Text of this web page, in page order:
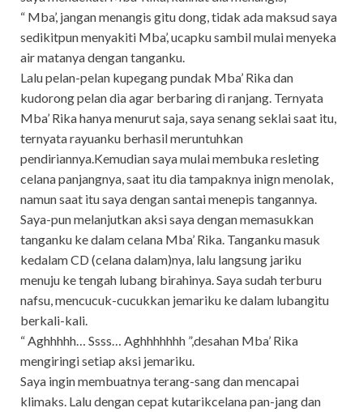
“ Mba’, jangan menangis gitu dong, tidak ada maksud saya
sedikitpun menyakiti Mba’, ucapku sambil mulai menyeka
air matanya dengan tanganku.
Lalu pelan-pelan kupegang pundak Mba’ Rika dan
kudorong pelan dia agar berbaring di ranjang. Ternyata
Mba’ Rika hanya menurut saja, saya senang seklai saat itu,
ternyata rayuanku berhasil meruntuhkan
pendiriannya.Kemudian saya mulai membuka resleting
celana panjangnya, saat itu dia tampaknya inign menolak,
namun saat itu saya dengan santai menepis tangannya.
Saya-pun melanjutkan aksi saya dengan memasukkan
tanganku ke dalam celana Mba’ Rika. Tanganku masuk
kedalam CD (celana dalam)nya, lalu langsung jariku
menuju ke tengah lubang birahinya. Saya sudah terburu
nafsu, mencucuk-cucukkan jemariku ke dalam lubangitu
berkali-kali.
“ Aghhhhh… Ssss… Aghhhhhhh ”,desahan Mba’ Rika
mengiringi setiap aksi jemariku.
Saya ingin membuatnya terang-sang dan mencapai
klimaks. Lalu dengan cepat kutarikcelana pan-jang dan